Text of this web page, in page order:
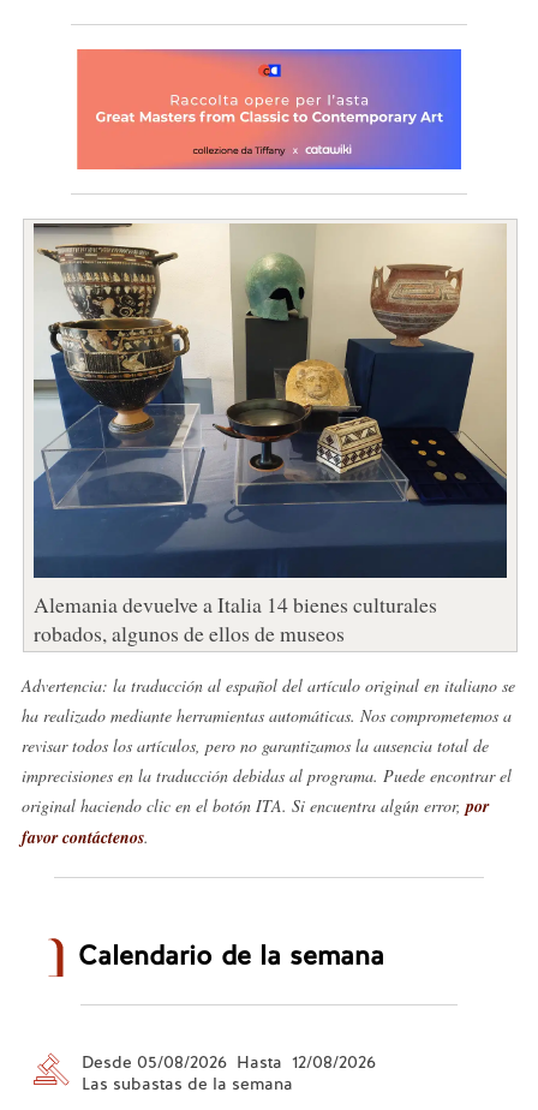
Alemania devuelve a Italia 14 bienes culturales
robados, algunos de ellos de museos
Advertencia: la traducción al español del artículo original en italiano se
ha realizado mediante herramientas automáticas. Nos comprometemos a
revisar todos los artículos, pero no garantizamos la ausencia total de
imprecisiones en la traducción debidas al programa. Puede encontrar el
original haciendo clic en el botón ITA. Si encuentra algún error, por
favor contáctenos.
Calendario de la semana
Desde 05/08/2026 Hasta 12/08/2026
Las subastas de la semana